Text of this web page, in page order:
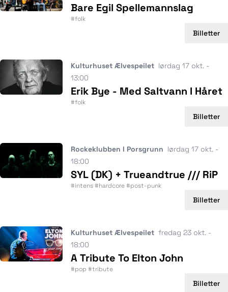
Bare Egil Spellemannslag
#folk
Billetter
Kulturhuset Ælvespeilet lørdag 17 okt. -
13:00
Erik Bye - Med Saltvann I Håret
#folk
Billetter
Rockeklubben I Porsgrunn lørdag 17 okt. -
18:00
SYL (DK) + Trueandtrue /// RiP
#intens #hardcore #post-punk
Billetter
Kulturhuset Ælvespeilet fredag 23 okt. -
18:00
A Tribute To Elton John
#pop #tribute
Billetter